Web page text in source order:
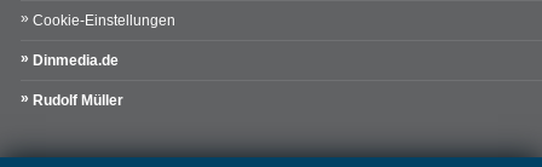
Cookie-Einstellungen
Dinmedia.de
Rudolf Müller